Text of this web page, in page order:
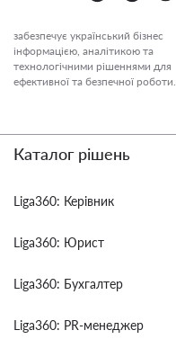
забезпечує український бізнес
інформацією, аналітикою та
технологічними рішеннями для
ефективної та безпечної роботи.
Каталог рішень
Liga360: Керівник
Liga360: Юрист
Liga360: Бухгалтер
Liga360: PR-менеджер